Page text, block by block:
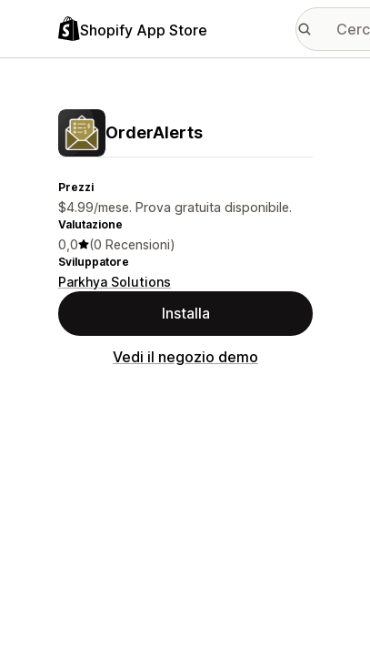
Shopify App Store
OrderAlerts
Prezzi
$4.99/mese. Prova gratuita disponibile.
Valutazione
0,0 (0 Recensioni)
Sviluppatore
Parkhya Solutions
Installa
Vedi il negozio demo